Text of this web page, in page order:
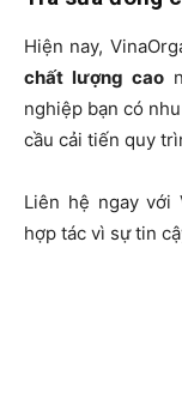
Hiện nay,
chất lượng cao
nghiệp bạn có
cầu cải tiến quy
Liên hệ ngay với
hợp tác vì sự tin